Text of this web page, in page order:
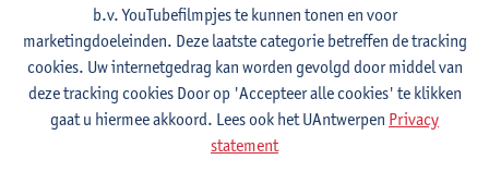
Laboratory Animal Science (core module)
2E SEM
6studiepunten
Lesgever(s):
Chris Van Ginneken Debby Van Dam
Bio-ethics
b.v. YouTubefilmpjes te kunnen tonen en voor
marketingdoeleinden. Deze laatste categorie betreffen de tracking
cookies. Uw internetgedrag kan worden gevolgd door middel van
deze tracking cookies Door op 'Accepteer alle cookies' te klikken
gaat u hiermee akkoord. Lees ook het UAntwerpen Privacy
statement